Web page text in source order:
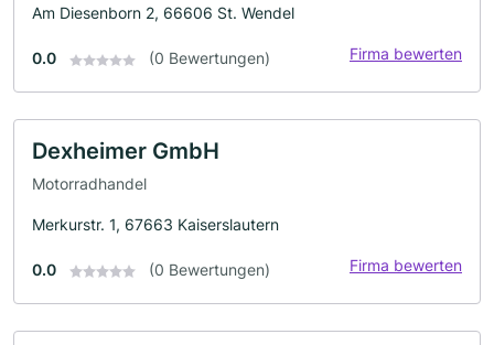
Am Diesenborn 2, 66606 St. Wendel
0.0 (0 Bewertungen) Firma bewerten
Dexheimer GmbH
Motorradhandel
Merkurstr. 1, 67663 Kaiserslautern
0.0 (0 Bewertungen) Firma bewerten